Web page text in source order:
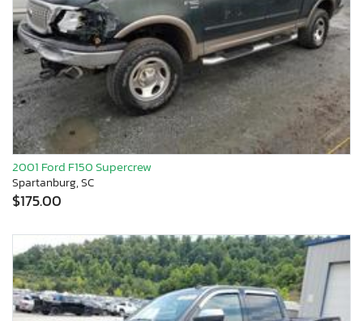
2001 Ford F150 Supercrew
Spartanburg, SC
$175.00